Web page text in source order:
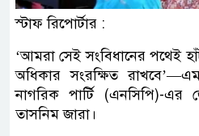
স্টাফ রিপোর্টার :
‘আমরা সেই সংবিধানের পথেই
অধিকার সংরক্ষিত
নাগরিক পার্টি (এনসিপি)-এর
তাসনিম জারা।